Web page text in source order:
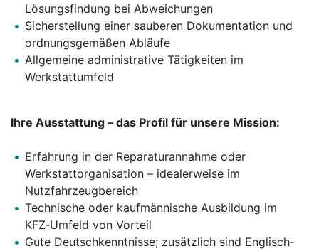
Lösungsfindung bei Abweichungen
Sicherstellung einer sauberen Dokumentation und
ordnungsgemäßen Abläufe
Allgemeine administrative Tätigkeiten im
Werkstattumfeld
Ihre Ausstattung – das Profil für unsere Mission:
Erfahrung in der Reparaturannahme oder
Werkstattorganisation – idealerweise im
Nutzfahrzeugbereich
Technische oder kaufmännische Ausbildung im
KFZ‑Umfeld von Vorteil
Gute Deutschkenntnisse; zusätzlich sind Englisch‑